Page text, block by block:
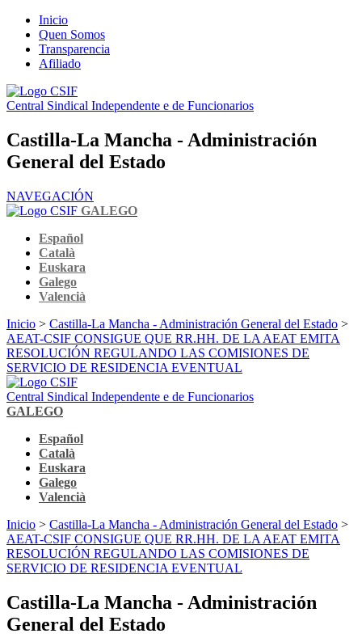
Inicio
Quen Somos
Transparencia
Afiliado
Central Sindical Independente e de Funcionarios
Castilla-La Mancha - Administración
General del Estado
NAVEGACIÓN
GALEGO
Español
Català
Euskara
Galego
Valencià
Inicio > Castilla-La Mancha - Administración General del Estado >
AEAT-CSIF CONSIGUE QUE RR.HH. DE LA AEAT EMITA
RESOLUCIÓN REGULANDO LAS COMISIONES DE
SERVICIO DE RESIDENCIA EVENTUAL
Central Sindical Independente e de Funcionarios
GALEGO
Español
Català
Euskara
Galego
Valencià
Inicio > Castilla-La Mancha - Administración General del Estado >
AEAT-CSIF CONSIGUE QUE RR.HH. DE LA AEAT EMITA
RESOLUCIÓN REGULANDO LAS COMISIONES DE
SERVICIO DE RESIDENCIA EVENTUAL
Castilla-La Mancha - Administración
General del Estado